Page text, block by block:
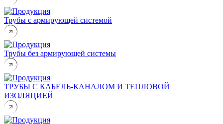
Трубы с армирующей системой
Трубы без армирующей системы
ТРУБЫ С КАБЕЛЬ-КАНАЛОМ И ТЕПЛОВОЙ
ИЗОЛЯЦИЕЙ